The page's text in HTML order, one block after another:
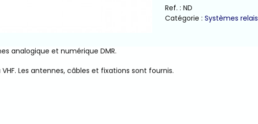
MOTOROLA
SLR5500
Ref. :ND
Catégorie :Systèmes relais
analogique et numérique DMR.
Les antennes, câbles et fixations sont fournis.